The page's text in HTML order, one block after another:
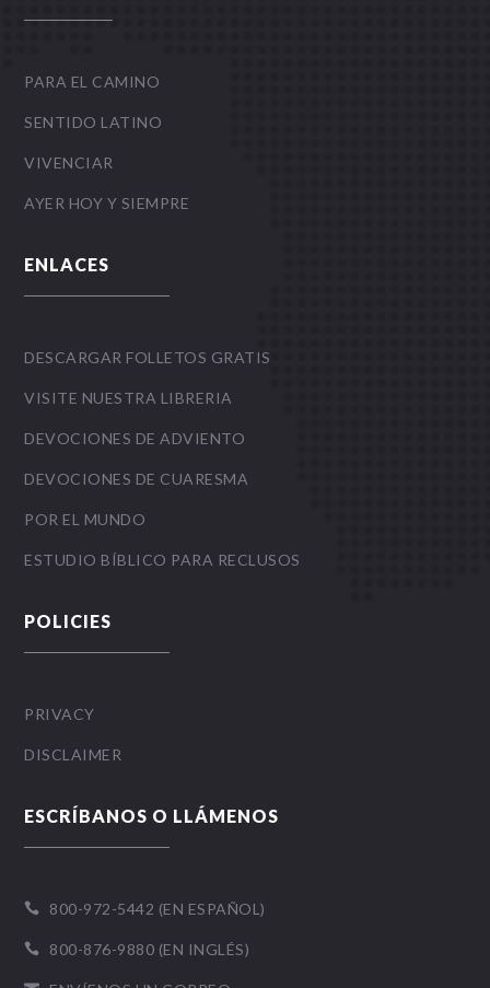
PARA EL CAMINO
SENTIDO LATINO
VIVENCIAR
AYER HOY Y SIEMPRE
ENLACES
DESCARGAR FOLLETOS GRATIS
VISITE NUESTRA LIBRERIA
DEVOCIONES DE ADVIENTO
DEVOCIONES DE CUARESMA
POR EL MUNDO
ESTUDIO BÍBLICO PARA RECLUSOS
POLICIES
PRIVACY
DISCLAIMER
ESCRÍBANOS O LLÁMENOS
 800-972-5442 (EN ESPAÑOL)
 800-876-9880 (EN INGLÉS)